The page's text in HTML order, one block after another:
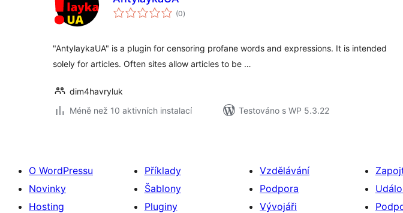
(0celkové
hodnocení
)
"AntylaykaUA" is a plugin for censoring profane words and expressions. It is intended
solely for articles. Often sites allow articles to be …
dim4havryluk
Méně než 10 aktivních instalací
Testováno s WP 5.3.22
O WordPressu
Novinky
Hosting
Příklady
Šablony
Pluginy
Vzdělávání
Podpora
Vývojáři